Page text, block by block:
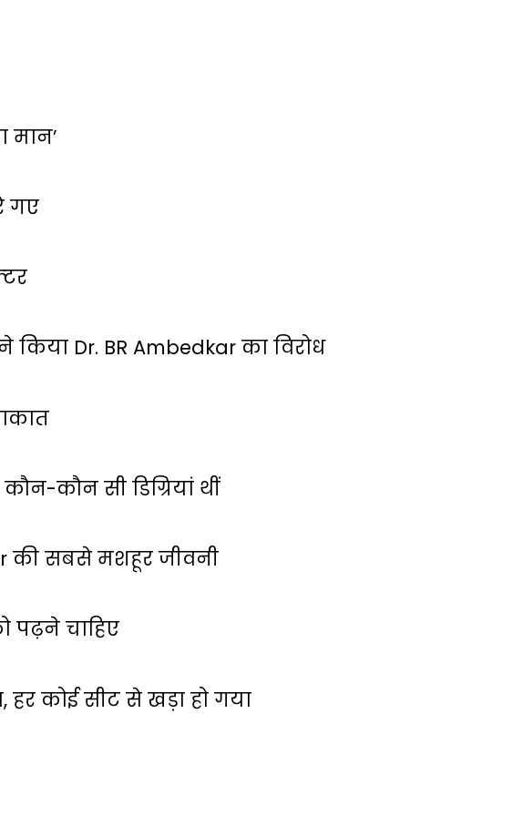
मान’
गए
Dr. BR Ambedkar का विरोध
कौन सी डिग्रियां थीं
की सबसे मशहूर जीवनी
पढ़ने चाहिए
कोई सीट से खड़ा हो गया